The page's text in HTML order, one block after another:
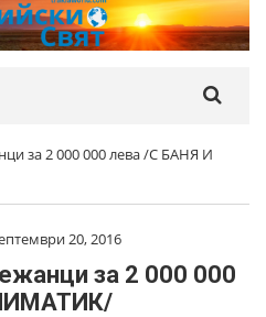
за 2 000 000 лева /С БАНЯ И
20, 2016
за 2 000 000